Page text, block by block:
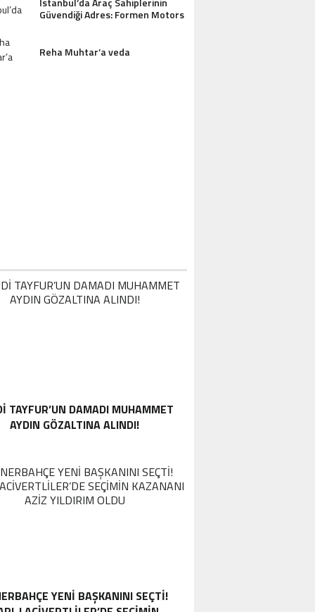
Güvendiği Adres: Formen Motors
Reha Muhtar’a veda
TAYFUR’UN DAMADI MUHAMMET
AYDIN GÖZALTINA ALINDI!
YENI BAŞKANINI SEÇTI!